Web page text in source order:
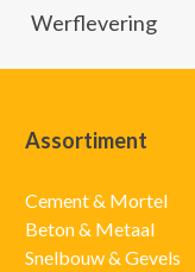
Werflevering
Assortiment
Cement & Mortel
Beton & Metaal
Snelbouw & Gevels